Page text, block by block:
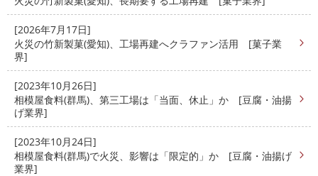
[2026年7月17日]
火災の竹新製菓(愛知)、工場再建へクラファン活用 [菓子業
界]
[2023年10月26日]
相模屋食料(群馬)、第三工場は「当面、休止」か [豆腐・油揚
げ業界]
[2023年10月24日]
相模屋食料(群馬)で火災、影響は「限定的」か [豆腐・油揚げ
業界]